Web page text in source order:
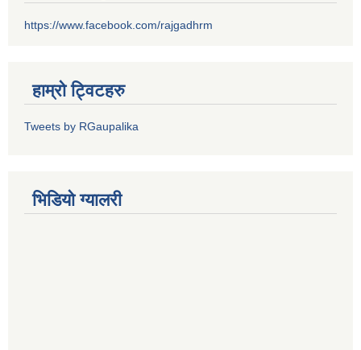
https://www.facebook.com/rajgadhrm
हाम्रो ट्विटहरु
Tweets by RGaupalika
भिडियो ग्यालरी